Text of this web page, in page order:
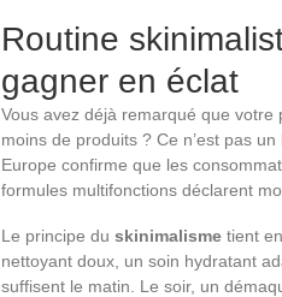
Routine
gagner en éclat
Vous avez déjà remarqué que
moins de produits ? Ce n’est pas
Europe confirme que les
formules multifonctions déclarent
Le principe du skinimalisme tient
nettoyant doux, un soin hydratant
suffisent le matin. Le soir, un